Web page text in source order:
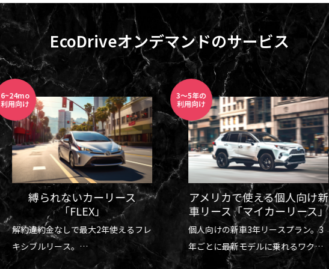
EcoDriveオンデマンドのサービス
6~24mo
利用向け
縛られないカーリース
「FLEX」
解約違約金なしで最大2年使えるフレ
キシブルリース。
6～24ヶ月の利用に最適なプラン。
3～5年の
利用向け
アメリカで使える個人向け新
車リース「マイカーリース」
個人向けの新車3年リースプラン。3
年ごとに最新モデルに乗れるワクワ
クと安心感。